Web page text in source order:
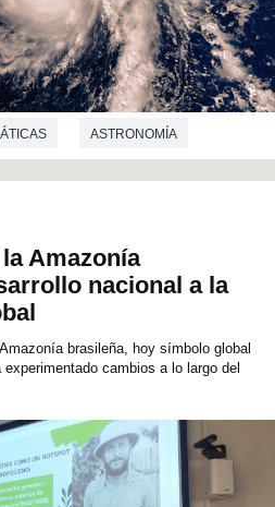
ASTRONOMÍA
Amazonía
nacional a la
brasileña, hoy símbolo global
cambios a lo largo del